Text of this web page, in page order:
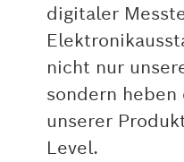
digitaler
nicht nur
sondern heben
unserer
Level.